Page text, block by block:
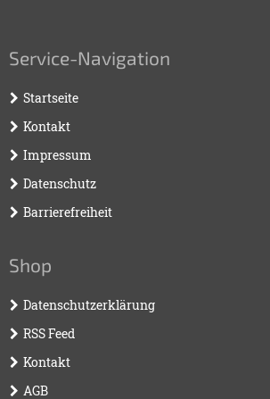
Service-Navigation
Startseite
Kontakt
Impressum
Datenschutz
Barrierefreiheit
Shop
Datenschutzerklärung
RSS Feed
Kontakt
AGB